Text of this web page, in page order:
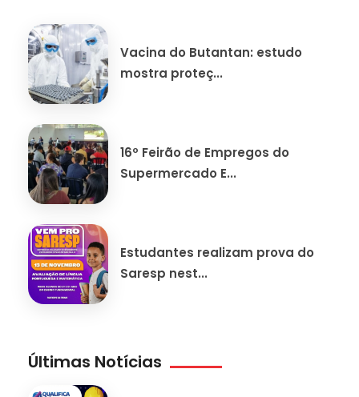
Vacina do Butantan: estudo
mostra proteç...
16º Feirão de Empregos do
Supermercado E...
Estudantes realizam prova do
Saresp nest...
Últimas Notícias